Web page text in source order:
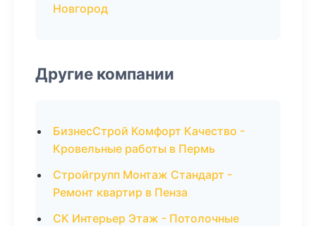
Новгород
Другие компании
БизнесСтрой Комфорт Качество -
Кровельные работы в Пермь
Стройгрупп Монтаж Стандарт -
Ремонт квартир в Пенза
СК Интерьер Этаж - Потолочные